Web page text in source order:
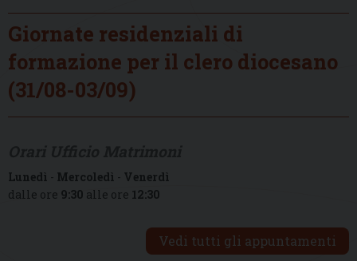
Giornate residenziali di
formazione per il clero diocesano
(31/08-03/09)
Lunedì - Mercoledì - Venerdì
dalle ore 9:30 alle ore 12:30
Vedi tutti gli appuntamenti